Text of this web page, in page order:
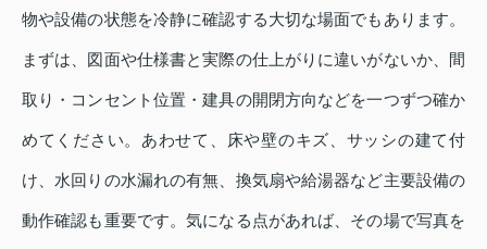
物や設備の状態を冷静に確認する大切な場面でもあります。
まずは、図面や仕様書と実際の仕上がりに違いがないか、間
取り・コンセント位置・建具の開閉方向などを一つずつ確か
めてください。あわせて、床や壁のキズ、サッシの建て付
け、水回りの水漏れの有無、換気扇や給湯器など主要設備の
動作確認も重要です。気になる点があれば、その場で写真を